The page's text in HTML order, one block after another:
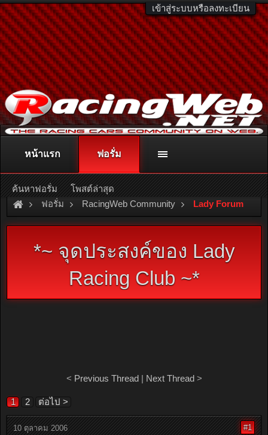
เข้าสู่ระบบหรือลงทะเบียน
ติดต่อลงโฆษณา racingweb@gmail.comหรือโทร. 081-811-1138
หรืออ่านรายละเอียดเพิ่มเติม คลิกที่นี่
ฟอรั่ม RacingWeb Community Lady Forum
*~ จุดประสงค์ของ Lady
Racing Club ~*
< Previous Thread| Next Thread>
1 2 ต่อไป >
10 ตุลาคม 2006 #1
หน้าแรก ฟอรั่ม
ค้นหาฟอรั่ม โพสต์ล่าสุด